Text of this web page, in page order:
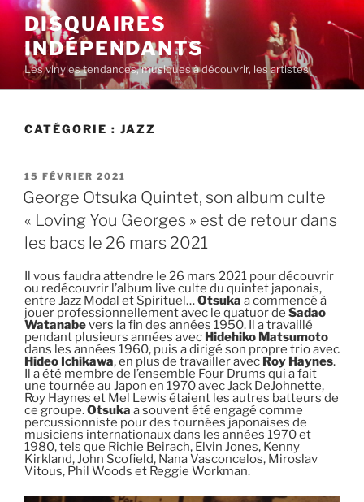
Aller
contenu
principal
DISQUAIRES
INDÉPENDANTS
Les vinyles tendances, musiques à découvrir, les artistes
CATÉGORIE : JAZZ
PUBLIÉ
LE
15 FÉVRIER 2021
George Otsuka Quintet, son album culte
« Loving You Georges » est de retour dans
les bacs le 26 mars 2021
Il vous faudra attendre le 26 mars 2021 pour découvrir
ou redécouvrir l’album live culte du quintet japonais,
entre Jazz Modal et Spirituel…Otsuka a commencé à
jouer professionnellement avec le quatuor de Sadao
Watanabevers la fin des années 1950. Il a travaillé
pendant plusieurs années avec Hidehiko Matsumoto
dans les années 1960, puis a dirigé son propre trio avec
Hideo Ichikawa, en plus de travailler avec Roy Haynes.
Il a été membre de l’ensemble Four Drums qui a fait
une tournée au Japon en 1970 avec Jack DeJohnette,
Roy Haynes et Mel Lewis étaient les autres batteurs de
ce groupe.Otsuka a souvent été engagé comme
percussionniste pour des tournées japonaises de
musiciens internationaux dans les années 1970 et
1980, tels que Richie Beirach, Elvin Jones, Kenny
Kirkland, John Scofield, Nana Vasconcelos, Miroslav
Vitous, Phil Woods et Reggie Workman.